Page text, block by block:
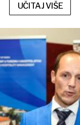
UČITAJ VIŠE